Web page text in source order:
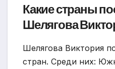
Какие страны
Шелягова
Шелягова Виктория
стран. Среди них: